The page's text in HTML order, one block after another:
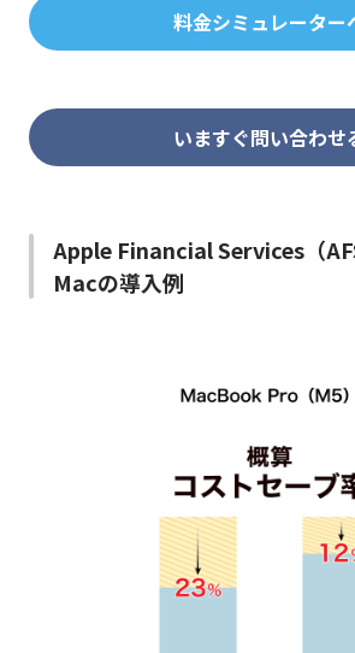
料金シミュレーター
いますぐ問い合わせ
Apple Financial Services（
Macの導入例